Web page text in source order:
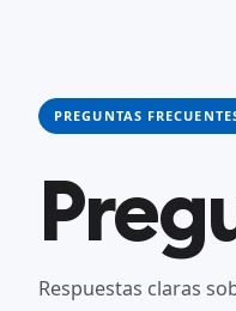
PREGUNTAS
Respuestas claras